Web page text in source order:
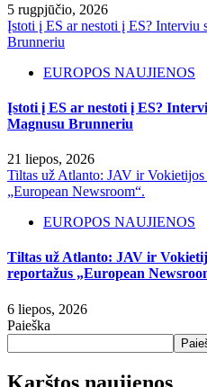
5 rugpjūčio, 2026
Įstoti į ES ar nestoti į ES? Interviu
Brunneriu
EUROPOS NAUJIENOS
Įstoti į ES ar nestoti į ES?
Magnusu Brunneriu
21 liepos, 2026
Tiltas už Atlanto: JAV ir Vokietijos
„European Newsroom“.
EUROPOS NAUJIENOS
Tiltas už Atlanto: JAV ir
reportažus „European
6 liepos, 2026
Paieška
Karštos naujienos